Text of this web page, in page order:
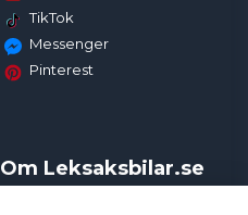
TikTok
Messenger
Pinterest
Om Leksaksbilar.se